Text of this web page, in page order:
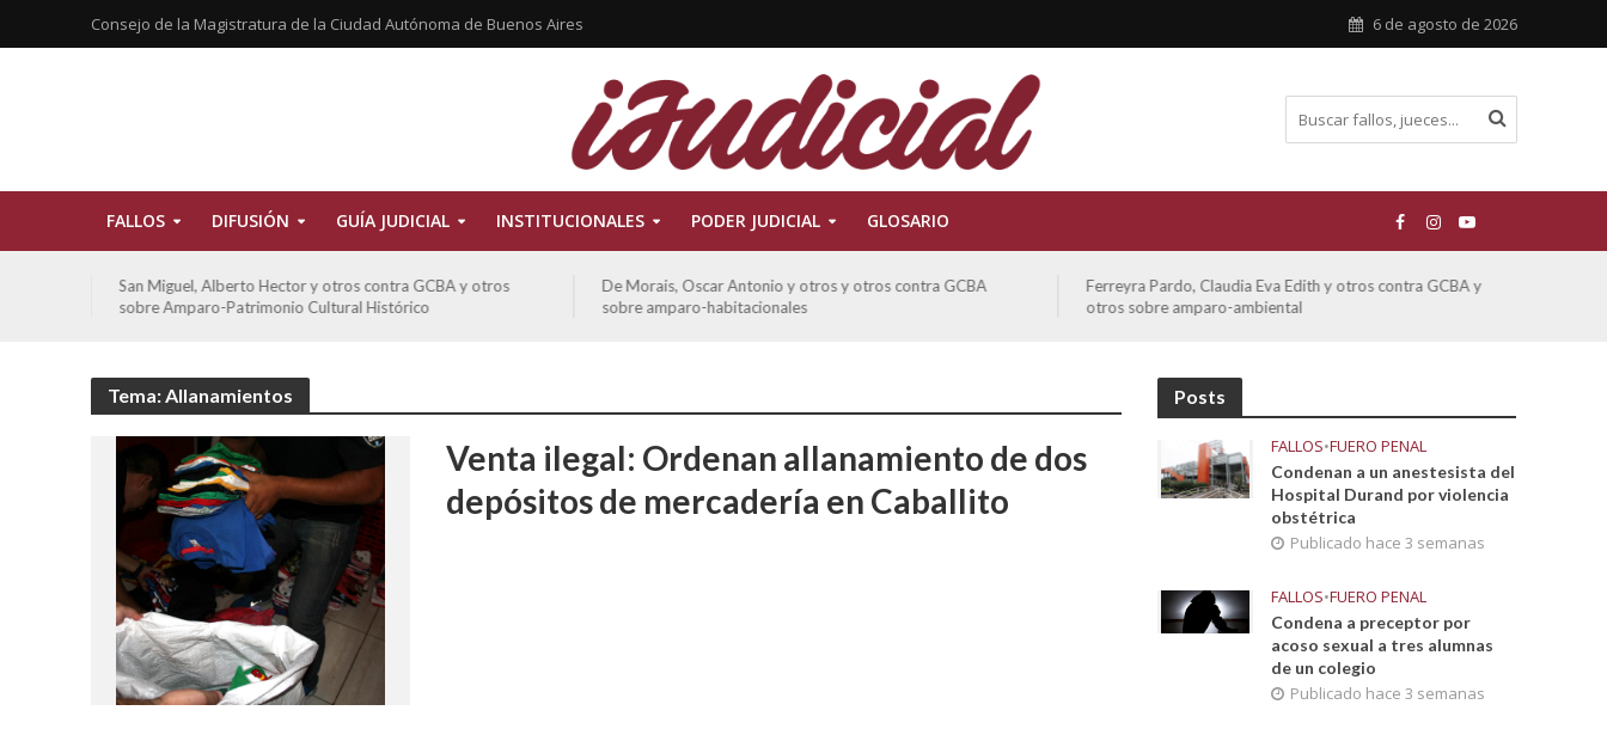
Consejo de la Magistratura de la Ciudad Autónoma de Buenos Aires 6 de agosto de 2026
FALLOS DIFUSIÓN GUÍA JUDICIAL INSTITUCIONALES PODER JUDICIAL GLOSARIO
San Miguel, Alberto Hector y otros contra GCBA y otros
sobre Amparo-Patrimonio Cultural Histórico
De Morais, Oscar Antonio y otros y otros contra GCBA
sobre amparo-habitacionales
Ferreyra Pardo, Claudia Eva Edith y otros contra GCBA y
otros sobre amparo-ambiental
Tema: Allanamientos
Venta ilegal: Ordenan allanamiento de dos
depósitos de mercadería en Caballito
Posts
FALLOS•FUERO PENAL
Condenan a un anestesista del
Hospital Durand por violencia
obstétrica
Publicado hace 3 semanas
FALLOS•FUERO PENAL
Condena a preceptor por
acoso sexual a tres alumnas
de un colegio
Publicado hace 3 semanas